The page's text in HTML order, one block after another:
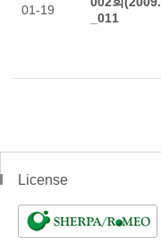
01-19
_011
License